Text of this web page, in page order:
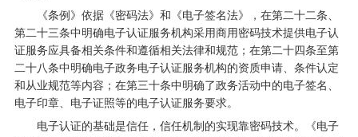
《条例》依据《密码法》和《电子签名法》，在第二十二条、
第二十三条中明确电子认证服务机构采用商用密码技术提供电子认
证服务应具备相关条件和遵循相关法律和规范；在第二十四条至第
二十八条中明确电子政务电子认证服务机构的资质申请、条件认定
和从业规范等内容；在第三十条中明确了政务活动中的电子签名、
电子印章、电子证照等的电子认证服务要求。
电子认证的基础是信任，信任机制的实现靠密码技术。《电子